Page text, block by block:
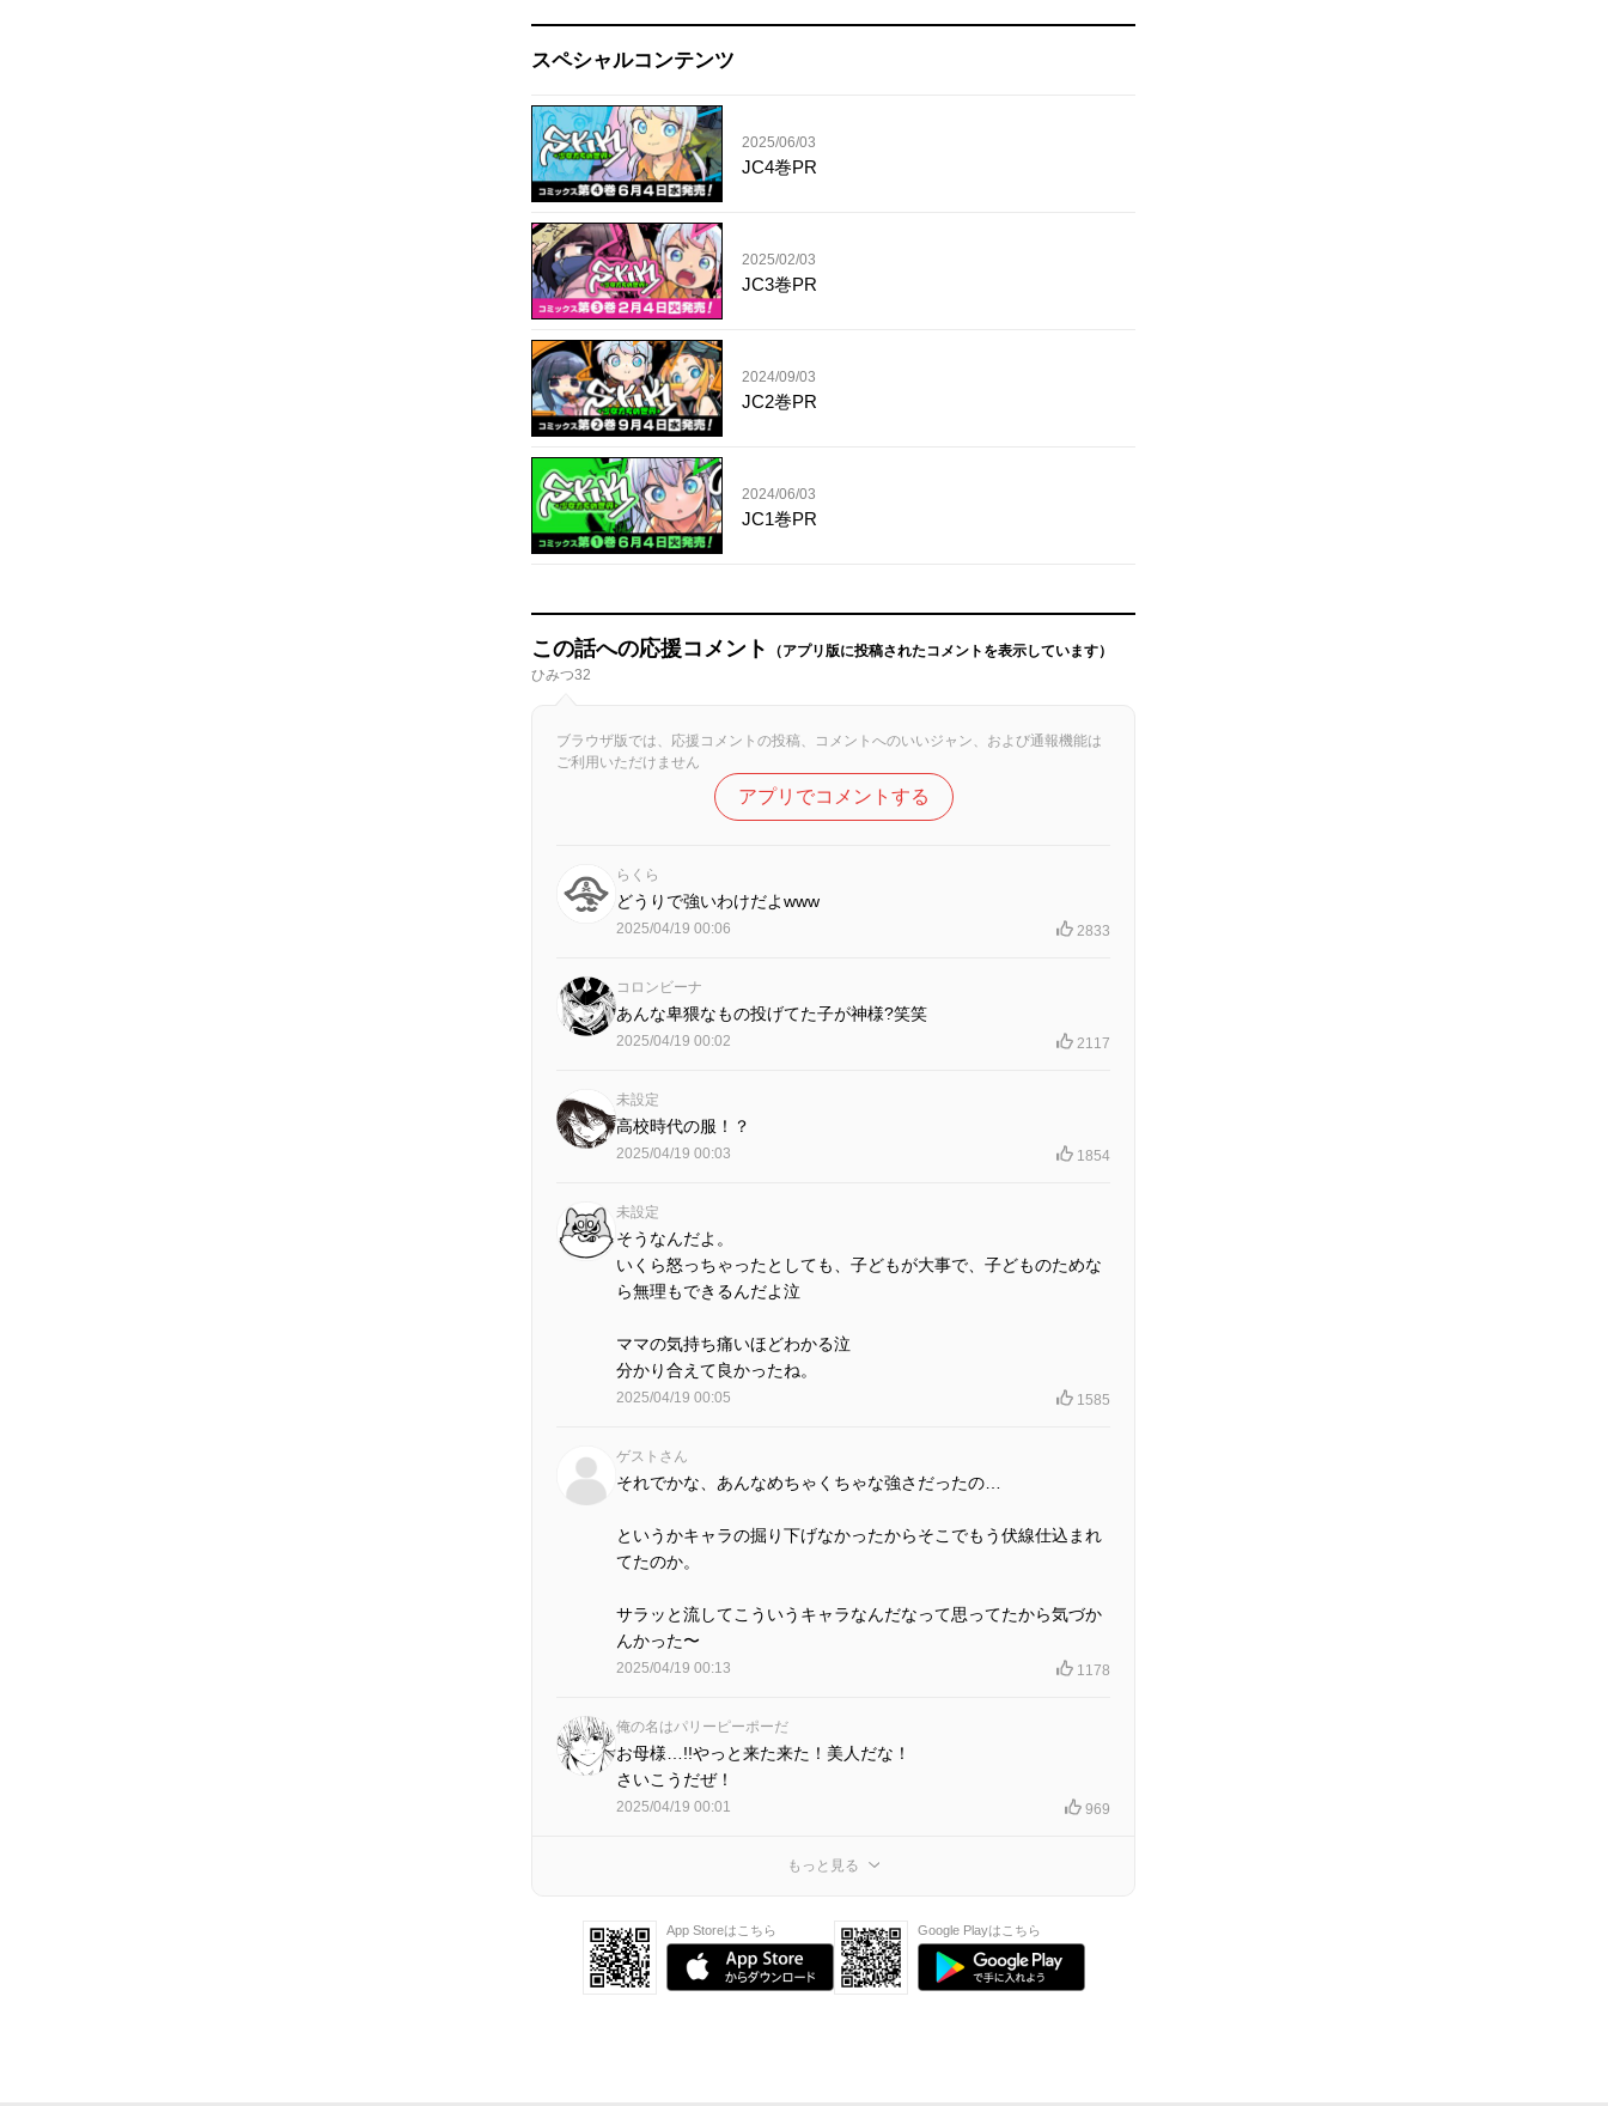
スペシャルコンテンツ
2025/06/03
JC4巻PR
2025/02/03
JC3巻PR
2024/09/03
JC2巻PR
2024/06/03
JC1巻PR
この話への応援コメント
（アプリ版に投稿されたコメントを表示しています）
ひみつ32
ブラウザ版では、応援コメントの投稿、コメントへのいいジャン、および通報機能は
ご利用いただけません
アプリでコメントする
らくら
どうりで強いわけだよwww
2025/04/19 00:06 2833
コロンビーナ
あんな卑猥なもの投げてた子が神様?笑笑
2025/04/19 00:02 2117
未設定
高校時代の服！？
2025/04/19 00:03 1854
未設定
そうなんだよ。
いくら怒っちゃったとしても、子どもが大事で、子どものためな
ら無理もできるんだよ泣
ママの気持ち痛いほどわかる泣
分かり合えて良かったね。
2025/04/19 00:05 1585
ゲストさん
それでかな、あんなめちゃくちゃな強さだったの…
というかキャラの掘り下げなかったからそこでもう伏線仕込まれ
てたのか。
サラッと流してこういうキャラなんだなって思ってたから気づか
んかった〜
2025/04/19 00:13 1178
俺の名はパリーピーポーだ
お母様…!!やっと来た来た！美人だな！
さいこうだぜ！
2025/04/19 00:01 969
もっと見る
App Storeはこちら Google Playはこちら